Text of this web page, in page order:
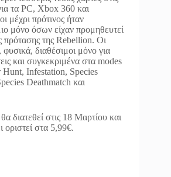
τα PC, Xbox 360 και
μέχρι πρότινος ήταν
μόνο όσων είχαν προμηθευτεί
πρότασης της Rebellion. Οι
φυσικά, διαθέσιμοι μόνο για
και συγκεκριμένα στα modes
Hunt, Infestation, Species
Deathmatch και
διατεθεί στις 18 Μαρτίου και
οριστεί στα 5,99€.